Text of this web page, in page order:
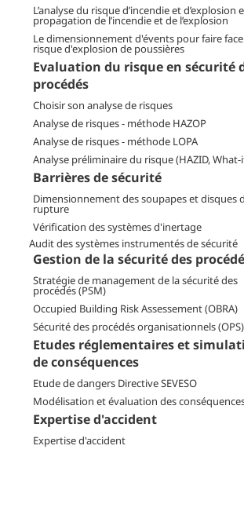
L’analyse du risque d’incendie et d’explosion
propagation de l’incendie et de l’explosion
Le dimensionnement d'évents pour faire
risque d'explosion de poussières
Evaluation du risque en sécurité
procédés
Choisir son analyse de risques
Analyse de risques - méthode HAZOP
Analyse de risques - méthode LOPA
Analyse préliminaire du risque (HAZID, What-
Barrières de sécurité
Dimensionnement des soupapes et disques
rupture
Vérification des systèmes d'inertage
Audit des systèmes instrumentés de sécurité
Gestion de la sécurité des
Stratégie de management de la sécurité des
procédés (PSM)
Occupied Building Risk Assessement (OBRA)
Sécurité des procédés organisationnels (OPS)
Etudes réglementaires et
de conséquences
Etude de dangers Directive SEVESO
Modélisation et évaluation des
Expertise d'accident
Expertise d'accident